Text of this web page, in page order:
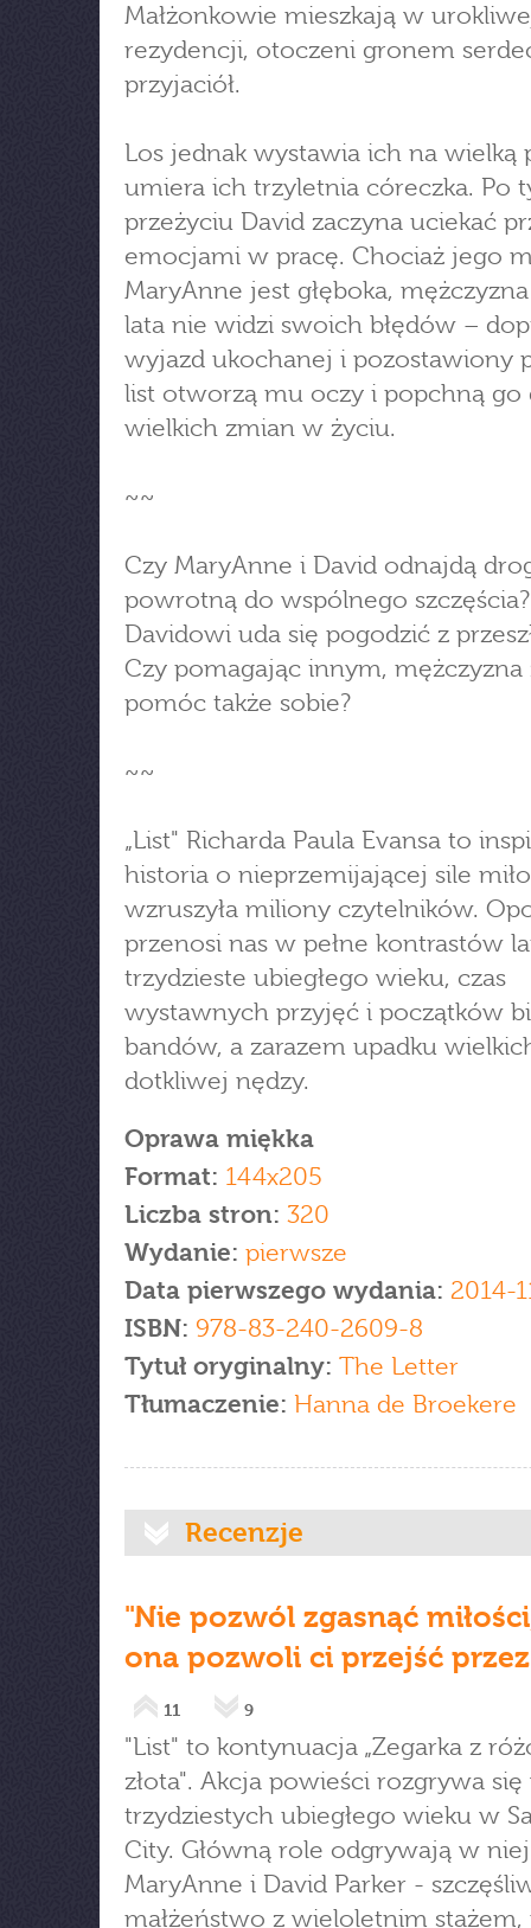
Małżonkowie mieszkają w
rezydencji, otoczeni gronem
przyjaciół.
Los jednak wystawia ich na wielką
umiera ich trzyletnia córeczka. Po
przeżyciu David zaczyna uciekać
emocjami w pracę. Chociaż jego
MaryAnne jest głęboka,
lata nie widzi swoich błędów –
wyjazd ukochanej i pozostawiony
list otworzą mu oczy i popchną go
wielkich zmian w życiu.
~~
Czy MaryAnne i David odnajdą
powrotną do wspólnego
Davidowi uda się pogodzić z
Czy pomagając innym, mężczyzna
pomóc także sobie?
~~
„List" Richarda Paula Evansa to
historia o nieprzemijającej sile
wzruszyła miliony czytelników.
przenosi nas w pełne kontrastów
trzydzieste ubiegłego wieku, czas
wystawnych przyjęć i początków
bandów, a zarazem upadku
dotkliwej nędzy.
Oprawa miękka
Format: 144x205
Liczba stron: 320
Wydanie: pierwsze
Data pierwszego wydania: 2014-
ISBN: 978-83-240-2609-8
Tytuł oryginalny: The Letter
Tłumaczenie: Hanna de Broekere
Recenzje
"Nie pozwól zgasnąć
ona pozwoli ci przejść
11 9
"List" to kontynuacja „Zegarka z
złota". Akcja powieści rozgrywa
trzydziestych ubiegłego wieku w
City. Główną role odgrywają w niej
MaryAnne i David Parker -
małżeństwo z wieloletnim stażem,